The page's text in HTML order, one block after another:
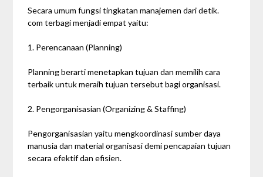
Secara umum fungsi tingkatan manajemen dari detik.
com terbagi menjadi empat yaitu:
1. Perencanaan (Planning)
Planning berarti menetapkan tujuan dan memilih cara
terbaik untuk meraih tujuan tersebut bagi organisasi.
2. Pengorganisasian (Organizing & Staffing)
Pengorganisasian yaitu mengkoordinasi sumber daya
manusia dan material organisasi demi pencapaian tujuan
secara efektif dan efisien.